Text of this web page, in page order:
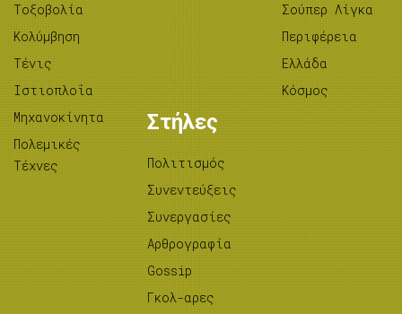
Tοξοβολία
Κολύμβηση
Τένις
Ιστιοπλοΐα
Μηχανοκίνητα
Πολεμικές
Τέχνες
Σούπερ Λίγκα
Περιφέρεια
Ελλάδα
Κόσμος
Στήλες
Πολιτισμός
Συνεντεύξεις
Συνεργασίες
Αρθρογραφία
Gossip
Γκολ-αρες